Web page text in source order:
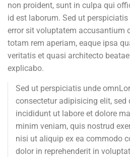
non proident, sunt in culpa qui
id est laborum. Sed ut
error sit voluptatem accusantium
totam rem aperiam, eaque ipsa
veritatis et quasi architecto
explicabo.
Sed ut perspiciatis unde
consectetur adipisicing elit, sed
incididunt ut labore et dolore
minim veniam, quis nostrud
nisi ut aliquip ex ea commodo
dolor in reprehenderit in